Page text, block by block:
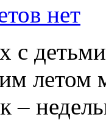
нет
с
летом
–